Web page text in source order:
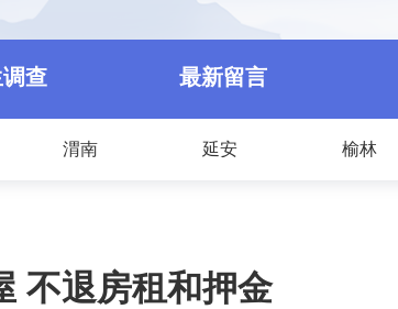
调查 最新留言
渭南 延安 榆林
不退房租和押金